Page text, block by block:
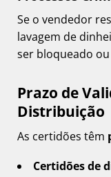
Se o vendedor
lavagem de
ser bloqueado
Prazo de
Distribuição
As certidões têm
Certidões de